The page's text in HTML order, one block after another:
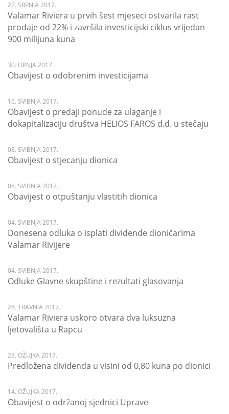
27. SRPNJA 2017.
Valamar Riviera u prvih šest mjeseci ostvarila rast
prodaje od 22% i završila investicijski ciklus vrijedan
900 milijuna kuna
30. LIPNJA 2017.
Obavijest o odobrenim investicijama
16. SVIBNJA 2017.
Obavijest o predaji ponude za ulaganje i
dokapitalizaciju društva HELIOS FAROS d.d. u stečaju
08. SVIBNJA 2017.
Obavijest o stjecanju dionica
08. SVIBNJA 2017.
Obavijest o otpuštanju vlastitih dionica
04. SVIBNJA 2017.
Donesena odluka o isplati dividende dioničarima
Valamar Rivijere
04. SVIBNJA 2017.
Odluke Glavne skupštine i rezultati glasovanja
28. TRAVNJA 2017.
Valamar Riviera uskoro otvara dva luksuzna
ljetovališta u Rapcu
23. OŽUJKA 2017.
Predložena dividenda u visini od 0,80 kuna po dionici
14. OŽUJKA 2017.
Obavijest o održanoj sjednici Uprave